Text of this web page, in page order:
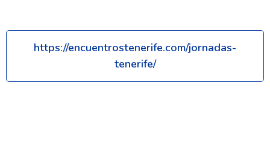
https://encuentrostenerife.com/jornadas-
tenerife/